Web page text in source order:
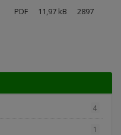
PDF 11,97 kB 2897
4
1